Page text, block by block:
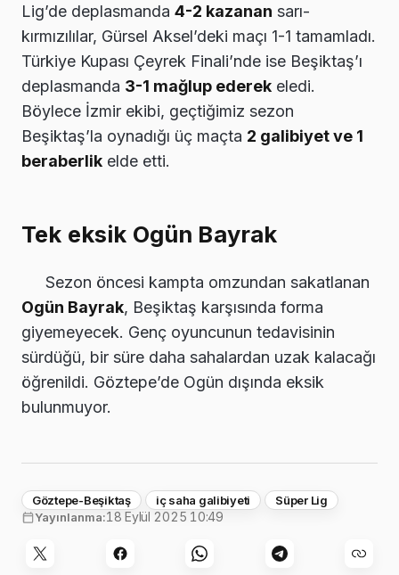
Lig’de deplasmanda 4-2 kazanan sarı-
kırmızılılar, Gürsel Aksel’deki maçı 1-1 tamamladı.
Türkiye Kupası Çeyrek Finali’nde ise Beşiktaş’ı
deplasmanda 3-1 mağlup ederek eledi.
Böylece İzmir ekibi, geçtiğimiz sezon
Beşiktaş’la oynadığı üç maçta 2 galibiyet ve 1
beraberlik elde etti.
Tek eksik Ogün Bayrak
Sezon öncesi kampta omzundan sakatlanan
Ogün Bayrak, Beşiktaş karşısında forma
giyemeyecek. Genç oyuncunun tedavisinin
sürdüğü, bir süre daha sahalardan uzak kalacağı
öğrenildi. Göztepe’de Ogün dışında eksik
bulunmuyor.
Göztepe-Beşiktaş iç saha galibiyeti
Süper Lig
Yayınlanma:18 Eylül 2025 10:49